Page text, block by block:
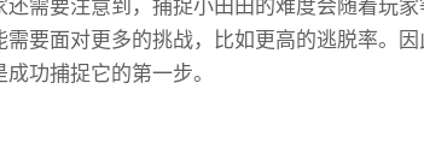
需要注意到，捕捉小田田的难度会随着玩
要面对更多的挑战，比如更高的逃脱率。
功捕捉它的第一步。